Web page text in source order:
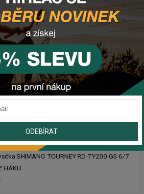
TRAILMASTER DT V2
Kč
pedálov CHROMAG SYNTH
gumový diel pre košík CRUSSIS YBC-01
SHIMANO TOURNEY RD-TY200 GS 6/7
HÁKU
ODEBÍRAT